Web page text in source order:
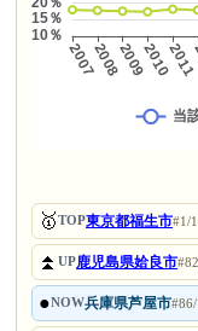
🥇TOP東京都福生市#1/
⏫UP鹿児島県姶良市
●NOW兵庫県芦屋市